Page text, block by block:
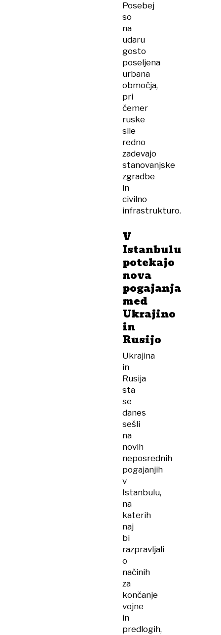
Posebej
so
na
udaru
gosto
poseljena
urbana
območja,
pri
čemer
ruske
sile
redno
zadevajo
stanovanjske
zgradbe
in
civilno
infrastrukturo.
V
Istanbulu
potekajo
nova
pogajanja
med
Ukrajino
in
Rusijo
Ukrajina
in
Rusija
sta
se
danes
sešli
na
novih
neposrednih
pogajanjih
v
Istanbulu,
na
katerih
naj
bi
razpravljali
o
načinih
za
končanje
vojne
in
predlogih,